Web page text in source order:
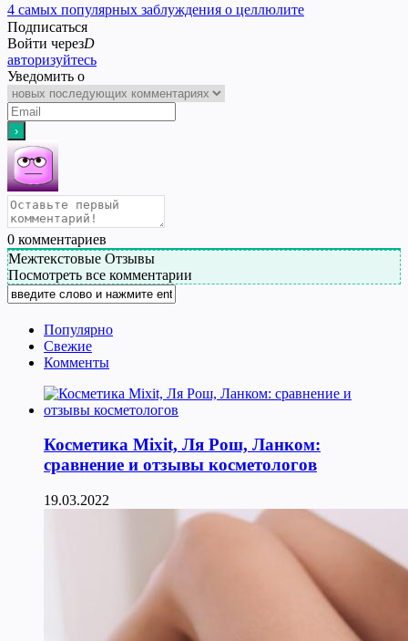
4 самых популярных заблуждения о целлюлите
Подписаться
Войти черезD
авторизуйтесь
Уведомить о
0 комментариев
Межтекстовые Отзывы
Посмотреть все комментарии
Популярно
Свежие
Комменты
Косметика Мixit, Ля Рош, Ланком:
сравнение и отзывы косметологов
19.03.2022